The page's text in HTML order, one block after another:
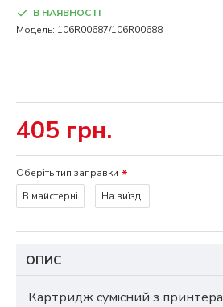
405 грн.
В НАЯВНОСТІ
Модель: 106R00687/106R00688
Оберіть тип заправки
В майстерні
На виїзді
ОПИС
Картридж сумісний з